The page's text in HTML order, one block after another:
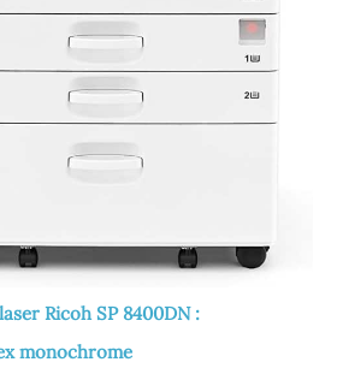
Ricoh SP 8400DN :
monochrome